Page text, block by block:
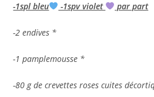
-1spl bleu
-1spv violet par part
-2 endives *
-1 pamplemousse *
-80 g de crevettes roses cuites